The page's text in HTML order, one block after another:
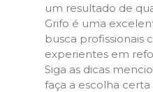
um resultado de
Grifo é uma
busca profissionais
experientes em
Siga as dicas
faça a escolha certa